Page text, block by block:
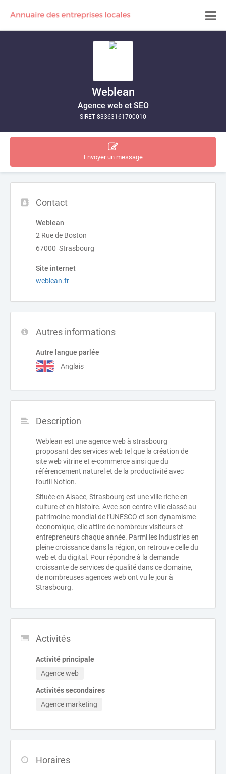
Weblean
Agence web et SEO
SIRET 83363161700010
Envoyer un message
Contact
Weblean
2 Rue de Boston
67000 Strasbourg
Site internet
weblean.fr
Autres informations
Autre langue parlée
Anglais
Description
Weblean est une agence web à strasbourg
proposant des services web tel que la création de
site web vitrine et e-commerce ainsi que du
référencement naturel et de la productivité avec
l’outil Notion.
Située en Alsace, Strasbourg est une ville riche en
culture et en histoire. Avec son centre-ville classé au
patrimoine mondial de l’UNESCO et son dynamisme
économique, elle attire de nombreux visiteurs et
entrepreneurs chaque année. Parmi les industries en
pleine croissance dans la région, on retrouve celle du
web et du digital. Pour répondre à la demande
croissante de services de qualité dans ce domaine,
de nombreuses agences web ont vu le jour à
Strasbourg.
Activités
Activité principale
Agence web
Activités secondaires
Agence marketing
Horaires